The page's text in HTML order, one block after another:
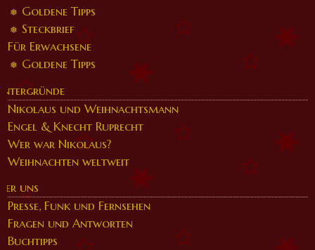
Goldene Tipps
Steckbrief
Für Erwachsene
Goldene Tipps
Nikolaus und Weihnachtsmann
Engel & Knecht Ruprecht
Wer war Nikolaus?
Weihnachten weltweit
uns
Presse, Funk und Fernsehen
Fragen und Antworten
Buchtipps